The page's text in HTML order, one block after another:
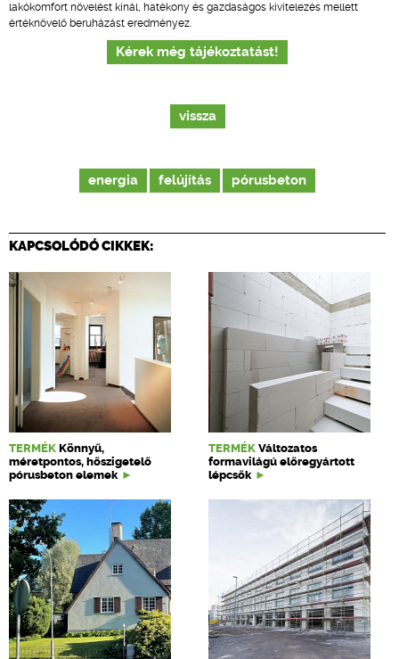
lakókomfort növelést kínál, hatékony és gazdaságos kivitelezés mellett
értéknövelő beruházást eredményez.
Kérek még tájékoztatást!
vissza
energia felújítás pórusbeton
KAPCSOLÓDÓ CIKKEK:
TERMÉK Könnyű,
méretpontos, hőszigetelő
pórusbeton elemek
TERMÉK Változatos
formavilágú előregyártott
lépcsők